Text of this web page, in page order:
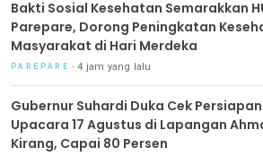
Bakti Sosial Kesehatan Semarakkan
Parepare, Dorong Peningkatan
Masyarakat di Hari Merdeka
PAREPARE 4 jam yang lalu
Gubernur Suhardi Duka Cek Persiapan
Upacara 17 Agustus di Lapangan
Kirang, Capai 80 Persen